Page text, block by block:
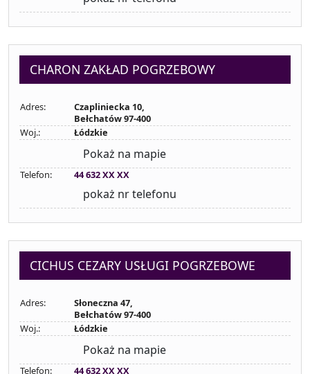
CHARON ZAKŁAD POGRZEBOWY
Adres:
Czapliniecka 10,
Bełchatów 97-400
Woj.:
Łódzkie
Pokaż na mapie
Telefon: 44 632 XX XX
pokaż nr telefonu
CICHUS CEZARY USŁUGI POGRZEBOWE
Adres:
Słoneczna 47,
Bełchatów 97-400
Woj.:
Łódzkie
Pokaż na mapie
Telefon: 44 632 XX XX